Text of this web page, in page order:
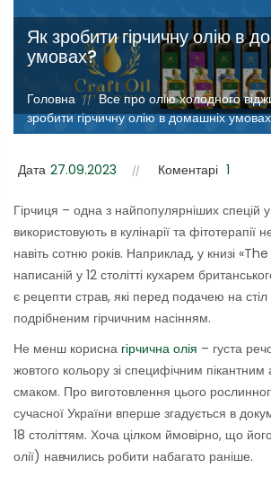
Як зробити гірчичну олію в
умовах?
;
Головна // Все про олію холодного
зробити гірчичну олію в домашніх
Дата 27.09.2023 Коментарі 1
Гірчиця – одна з найпопулярніших спецій у
використовують в кулінарії та фітотерапії
навіть сотню років. Наприклад, у книзі
написаній у 12 столітті кухарем
є рецепти страв, які перед подачею на
подрібненим гірчичним насінням.
Не менш корисна гірчична олія – густа
жовтого кольору зі специфічним
смаком. Про виготовлення цього
сучасної України вперше згадується в
18 століттям. Хоча цілком ймовірно, що
олії) навчились робити набагато раніше.